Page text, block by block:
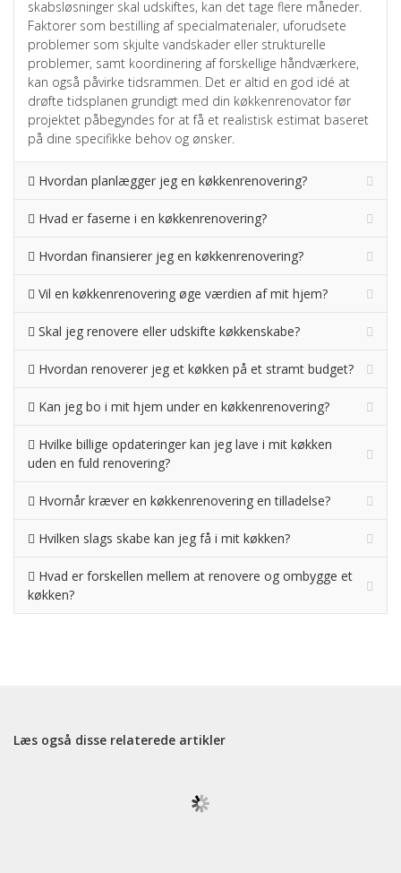
skabsløsninger skal udskiftes, kan det tage flere måneder.
Faktorer som bestilling af specialmaterialer, uforudsete
problemer som skjulte vandskader eller strukturelle
problemer, samt koordinering af forskellige håndværkere,
kan også påvirke tidsrammen. Det er altid en god idé at
drøfte tidsplanen grundigt med din køkkenrenovator før
projektet påbegyndes for at få et realistisk estimat baseret
på dine specifikke behov og ønsker.
Hvordan planlægger jeg en køkkenrenovering?
Hvad er faserne i en køkkenrenovering?
Hvordan finansierer jeg en køkkenrenovering?
Vil en køkkenrenovering øge værdien af mit hjem?
Skal jeg renovere eller udskifte køkkenskabe?
Hvordan renoverer jeg et køkken på et stramt budget?
Kan jeg bo i mit hjem under en køkkenrenovering?
Hvilke billige opdateringer kan jeg lave i mit køkken
uden en fuld renovering?
Hvornår kræver en køkkenrenovering en tilladelse?
Hvilken slags skabe kan jeg få i mit køkken?
Hvad er forskellen mellem at renovere og ombygge et
køkken?
Læs også disse relaterede artikler